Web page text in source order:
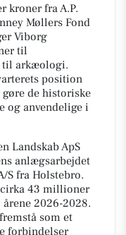
kroner fra A.P.
Møllers Fond
Viborg
til
til arkæologi.
position
de historiske
og anvendelige i
Landskab ApS
anlægsarbejdet
S fra Holstebro.
43 millioner
2026-2028.
som et
forbindelser